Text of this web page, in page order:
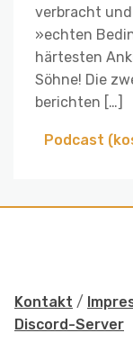
verbracht
»echten
härtesten
Söhne! Die
berichten […]
Podcast
Kontakt /
Discord-Server